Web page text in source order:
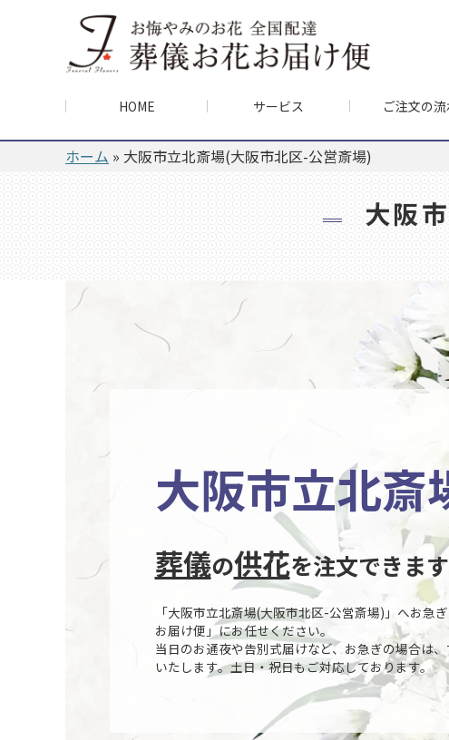
HOME サービス ご注文の
ホーム » 大阪市立北斎場(大阪市北区-公営斎場)
大阪
大阪市立北斎
葬儀の供花を注文できます
「大阪市立北斎場(大阪市北区-公営斎場)」へお急
お届け便」にお任せください。
当日のお通夜や告別式届けなど、お急ぎの場合は
いたします。土日・祝日もご対応しております。